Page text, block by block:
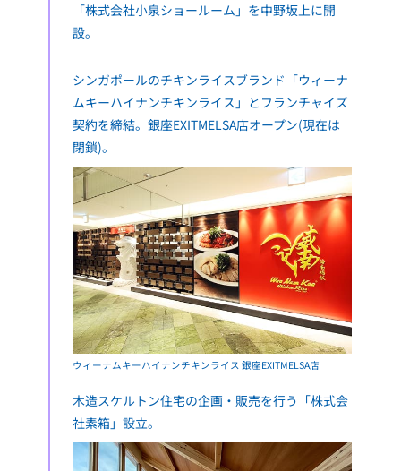
「株式会社小泉ショールーム」を中野坂上に開
設。
シンガポールのチキンライスブランド「ウィーナ
ムキーハイナンチキンライス」とフランチャイズ
契約を締結。銀座EXITMELSA店オープン(現在は
閉鎖)。
ウィーナムキーハイナンチキンライス 銀座EXITMELSA店
木造スケルトン住宅の企画・販売を行う「株式会
社素箱」設立。